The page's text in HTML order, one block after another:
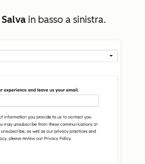
Salva in basso a sinistra.